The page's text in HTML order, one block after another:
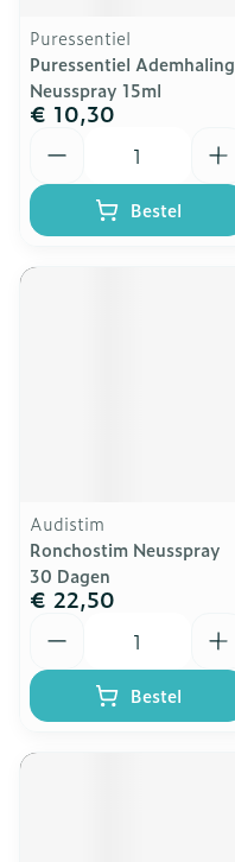
Puressentiel
Puressentiel Ademhaling
Neusspray 15ml
€ 10,30
Bestel
Audistim
Ronchostim Neusspray
30 Dagen
€ 22,50
Bestel